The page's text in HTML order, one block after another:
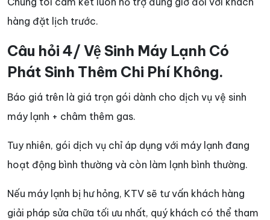
hàng đặt lịch trước.
Câu hỏi 4/ Vệ Sinh Máy Lạnh Có
Phát Sinh Thêm Chi Phí Không.
Báo giá trên là giá trọn gói dành cho dịch vụ vệ sinh
máy lạnh + châm thêm gas.
Tuy nhiên, gói dịch vụ chỉ áp dụng với máy lạnh đang
hoạt động bình thường và còn làm lạnh bình thường.
Nếu máy lạnh bị hư hỏng, KTV sẽ tư vấn khách hàng
giải pháp sửa chữa tối ưu nhất, quý khách có thể tham